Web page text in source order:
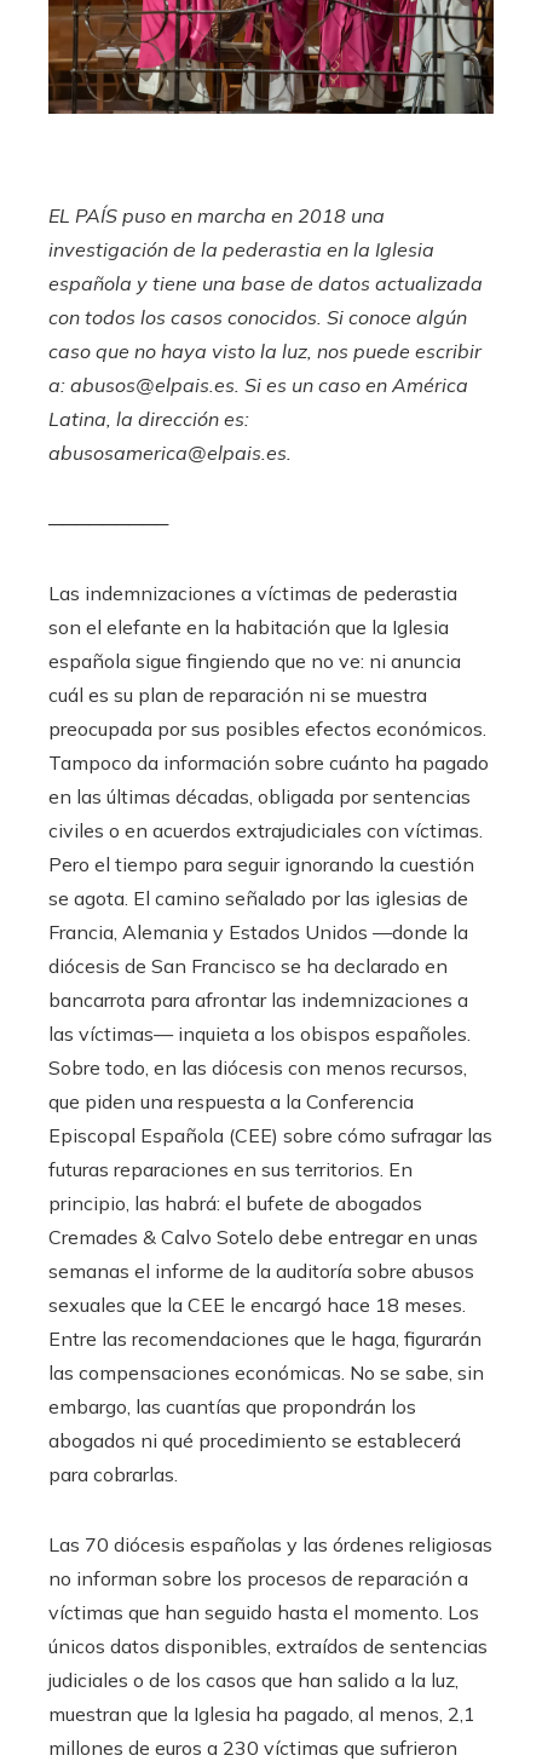
EL PAÍS puso en marcha en 2018 una
investigación de la pederastia en la Iglesia
española y tiene una base de datos actualizada
con todos los casos conocidos. Si conoce algún
caso que no haya visto la luz, nos puede escribir
a: abusos@elpais.es . Si es un caso en América
Latina, la dirección es:
abusosamerica@elpais.es
─────────
Las indemnizaciones a víctimas de pederastia
son el elefante en la habitación que la Iglesia
española sigue fingiendo que no ve: ni anuncia
cuál es su plan de reparación ni se muestra
preocupada por sus posibles efectos económicos.
Tampoco da información sobre cuánto ha pagado
en las últimas décadas, obligada por sentencias
civiles o en acuerdos extrajudiciales con víctimas.
Pero el tiempo para seguir ignorando la cuestión
se agota. El camino señalado por las iglesias de
Francia, Alemania y Estados Unidos —donde la
diócesis de San Francisco se ha declarado en
bancarrota para afrontar las indemnizaciones a
las víctimas— inquieta a los obispos españoles.
Sobre todo, en las diócesis con menos recursos,
que piden una respuesta a la Conferencia
Episcopal Española (CEE) sobre cómo sufragar las
futuras reparaciones en sus territorios. En
principio, las habrá: el bufete de abogados
Cremades & Calvo Sotelo debe entregar en unas
semanas el informe de la auditoría sobre abusos
sexuales que la CEE le encargó hace 18 meses.
Entre las recomendaciones que le haga, figurarán
las compensaciones económicas. No se sabe, sin
embargo, las cuantías que propondrán los
abogados ni qué procedimiento se establecerá
para cobrarlas.
Las 70 diócesis españolas y las órdenes religiosas
no informan sobre los procesos de reparación a
víctimas que han seguido hasta el momento. Los
únicos datos disponibles, extraídos de sentencias
judiciales o de los casos que han salido a la luz,
muestran que la Iglesia ha pagado, al menos, 2,1
millones de euros a 230 víctimas que sufrieron